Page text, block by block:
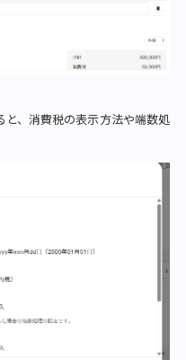
と、消費税の表示方法や端数処